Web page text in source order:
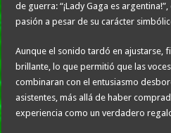
de guerra: “¡Lady Gaga es
pasión a pesar de su carácter
Aunque el sonido tardó en ajustarse,
brillante, lo que permitió que las
combinaran con el entusiasmo
asistentes, más allá de haber
experiencia como un verdadero